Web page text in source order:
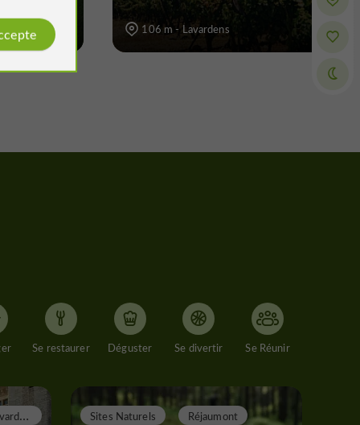
106 m - Lavardens
Se restaurer Déguster Se divertir Se Réunir
L
avardens Sites Naturels Réjaumont